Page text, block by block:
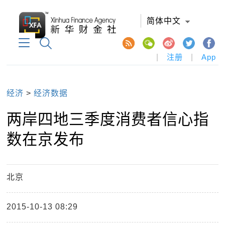
简体中文
注册 App
经济 >经济数据
两岸四地三季度消费者信心指
数在京发布
北京
2015-10-13 08:29